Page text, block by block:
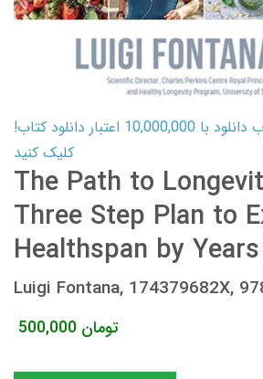
کارت اعتباری کتاب دانلود با 10,000,000 اعتبار دانلود کتاب!
کلیک کنید
The Path to
Three Step Plan to
Healthspan by Years
Luigi Fontana, 174379682X,
500,000 تومان